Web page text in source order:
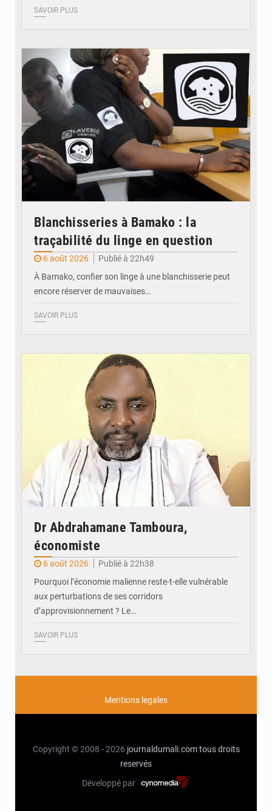
SAVOIR PLUS
Blanchisseries à Bamako : la
traçabilité du linge en question
6 août 2026
Publié à 22h49
À Bamako, confier son linge à une blanchisserie peut
encore réserver de mauvaises…
SAVOIR PLUS
Dr Abdrahamane Tamboura,
économiste
6 août 2026
Publié à 22h38
Pourquoi l’économie malienne reste-t-elle vulnérable
aux perturbations de ses corridors
d’approvisionnement ? Le…
SAVOIR PLUS
Mentions legales
Copyright © 2008 - 2026 journaldumali.com tous droits
reservés
Développé par